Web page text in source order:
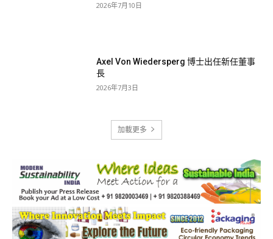
2026年7月10日
Axel Von Wiedersperg 博士出任新任董事
長
2026年7月3日
加載更多